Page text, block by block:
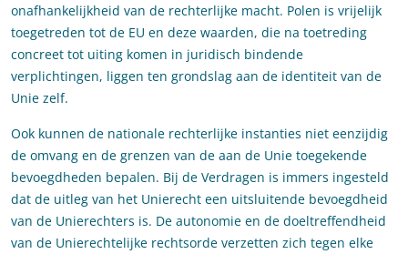
onafhankelijkheid van de rechterlijke macht. Polen is vrijelijk
toegetreden tot de EU en deze waarden, die na toetreding
concreet tot uiting komen in juridisch bindende
verplichtingen, liggen ten grondslag aan de identiteit van de
Unie zelf.
Ook kunnen de nationale rechterlijke instanties niet eenzijdig
de omvang en de grenzen van de aan de Unie toegekende
bevoegdheden bepalen. Bij de Verdragen is immers ingesteld
dat de uitleg van het Unierecht een uitsluitende bevoegdheid
van de Unierechters is. De autonomie en de doeltreffendheid
van de Unierechtelijke rechtsorde verzetten zich tegen elke